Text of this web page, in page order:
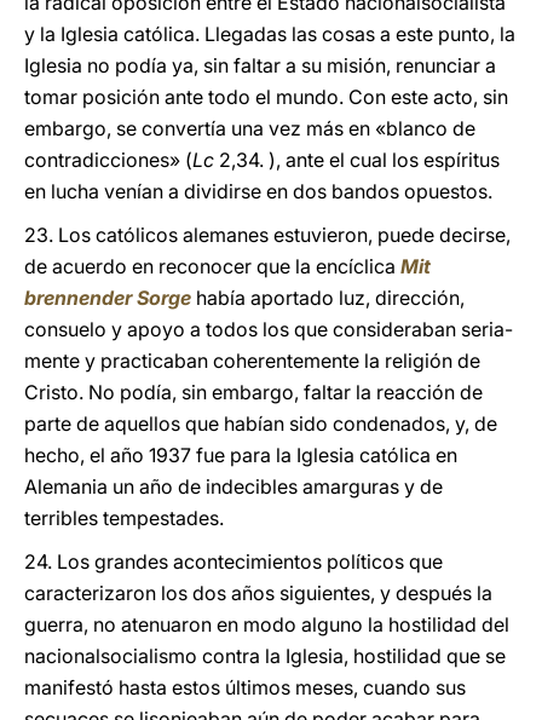
y la Iglesia católica. Llegadas las cosas a este punto, la
Iglesia no podía ya, sin faltar a su misión, renunciar a
tomar posición ante todo el mundo. Con este acto, sin
embargo, se convertía una vez más en «blanco de
contradicciones» (Lc 2,34. ), ante el cual los espíritus
en lucha venían a dividirse en dos bandos opuestos.
23. Los católicos alemanes estuvieron, puede decirse,
de acuerdo en reconocer que la encíclica Mit
brennender Sorge había aportado luz, dirección,
consuelo y apoyo a todos los que consideraban seria-
mente y practicaban coherentemente la religión de
Cristo. No podía, sin embargo, faltar la reacción de
parte de aquellos que habían sido condenados, y, de
hecho, el año 1937 fue para la Iglesia católica en
Alemania un año de indecibles amarguras y de
terribles tempestades.
24. Los grandes acontecimientos políticos que
caracterizaron los dos años siguientes, y después la
guerra, no atenuaron en modo alguno la hostilidad del
nacionalsocialismo contra la Iglesia, hostilidad que se
manifestó hasta estos últimos meses, cuando sus